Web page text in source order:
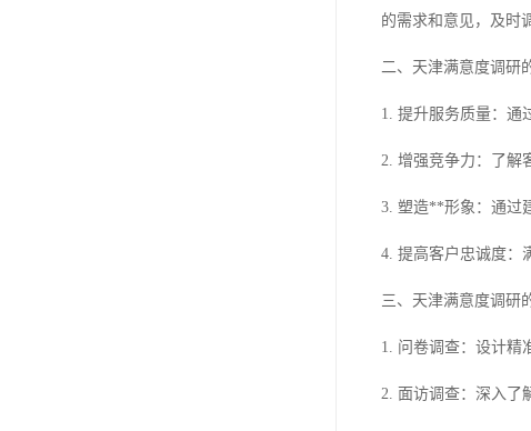
的需求和意见，及时
二、天津满意度调研
1. 提升服务质量：通
2. 增强竞争力：了解
3. 塑造**形象：通过
4. 提高客户忠诚度：
三、天津满意度调研
1. 问卷调查：设计精
2. 面访调查：深入了